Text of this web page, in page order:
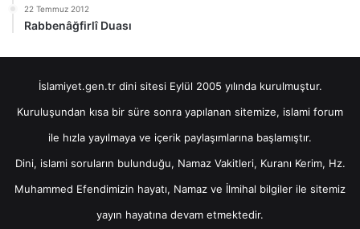
22 Temmuz 2012
Rabbenâğfirlî Duası
İslamiyet.gen.tr dini sitesi Eylül 2005 yılında kurulmuştur.
Kuruluşundan kısa bir süre sonra yapılanan sitemize, islami forum
ile hızla yayılmaya ve içerik paylaşımlarına başlamıştır.
Dini, islami soruların bulunduğu, Namaz Vakitleri, Kuranı Kerim, Hz.
Muhammed Efendimizin hayatı, Namaz ve İlmihal bilgiler ile sitemiz
yayın hayatına devam etmektedir.